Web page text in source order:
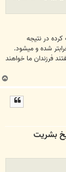
در نتیجه
شده و میشود.
فرزندان ما خواهند